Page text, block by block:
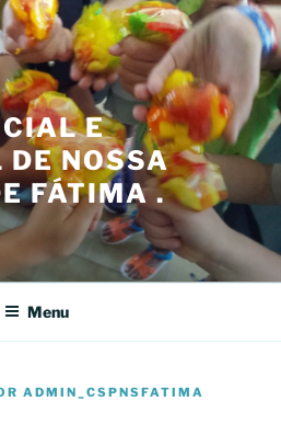
E
DE NOSSA
FÁTIMA .
Menu
ADMIN_CSPNSFATIMA